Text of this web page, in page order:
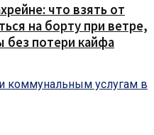
что взять от
на борту при ветре,
потери кайфа